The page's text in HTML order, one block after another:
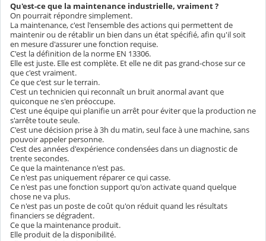
Qu'est-ce que la maintenance industrielle, vraiment ?
On pourrait répondre simplement.
La maintenance, c'est l'ensemble des actions qui permettent de
maintenir ou de rétablir un bien dans un état spécifié, afin qu'il soit
en mesure d'assurer une fonction requise.
C'est la définition de la norme EN 13306.
Elle est juste. Elle est complète. Et elle ne dit pas grand-chose sur ce
que c'est vraiment.
Ce que c'est sur le terrain.
C'est un technicien qui reconnaît un bruit anormal avant que
quiconque ne s'en préoccupe.
C'est une équipe qui planifie un arrêt pour éviter que la production ne
s'arrête toute seule.
C'est une décision prise à 3h du matin, seul face à une machine, sans
pouvoir appeler personne.
C'est des années d'expérience condensées dans un diagnostic de
trente secondes.
Ce que la maintenance n'est pas.
Ce n'est pas uniquement réparer ce qui casse.
Ce n'est pas une fonction support qu'on activate quand quelque
chose ne va plus.
Ce n'est pas un poste de coût qu'on réduit quand les résultats
financiers se dégradent.
Ce que la maintenance produit.
Elle produit de la disponibilité.